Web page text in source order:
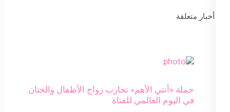
أخبار متعلقة
حملة «أنتي الأهم» تحارب زواج الأطفال والختان
في اليوم العالمي للفتاة